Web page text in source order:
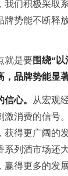
们积极采
势能不断
就是要围绕“
品牌势能显
心。 从宏观
消费的信号
得更广阔
列酒市场
得更多的